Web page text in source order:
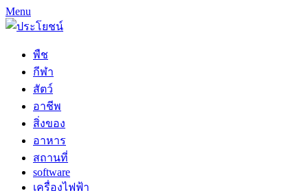
Menu
พืช
กีฬา
สัตว์
อาชีพ
สิ่งของ
อาหาร
สถานที่
software
เครื่องไฟฟ้า